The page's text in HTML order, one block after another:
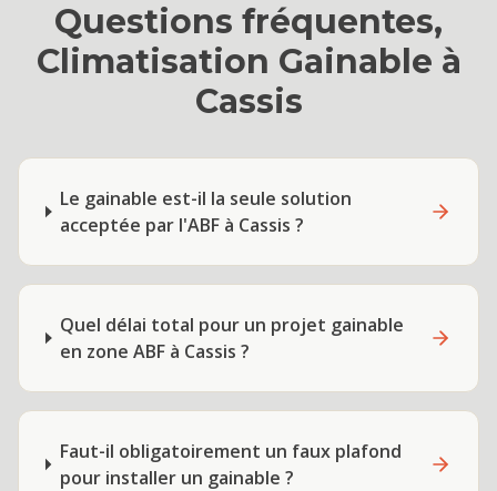
Questions fréquentes,
Climatisation Gainable à
Cassis
Le gainable est-il la seule solution
acceptée par l'ABF à Cassis ?
Quel délai total pour un projet gainable
en zone ABF à Cassis ?
Faut-il obligatoirement un faux plafond
pour installer un gainable ?